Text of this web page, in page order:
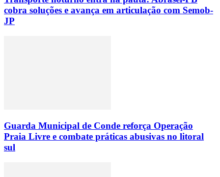
cobra soluções e avança em articulação com Semob-
JP
Guarda Municipal de Conde reforça Operação
Praia Livre e combate práticas abusivas no litoral
sul